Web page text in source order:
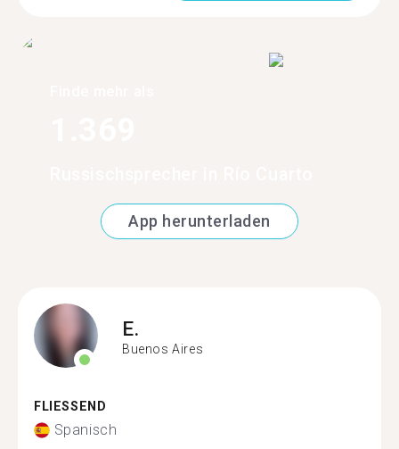
App herunterladen
E.
Buenos Aires
FLIESSEND
Spanisch